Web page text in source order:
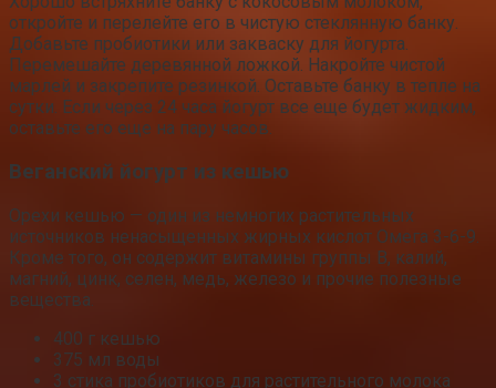
откройте и перелейте его в чистую стеклянную банку.
Добавьте пробиотики или закваску для йогурта.
Перемешайте деревянной ложкой. Накройте чистой
марлей и закрепите резинкой. Оставьте банку в тепле на
сутки. Если через 24 часа йогурт все еще будет жидким,
оставьте его еще на пару часов.
Веганский йогурт из кешью
Орехи кешью — один из немногих растительных
источников ненасыщенных жирных кислот Омега 3-6-9.
Кроме того, он содержит витамины группы В, калий,
магний, цинк, селен, медь, железо и прочие полезные
вещества.
400 г кешью
375 мл воды
3 стика пробиотиков для растительного молока